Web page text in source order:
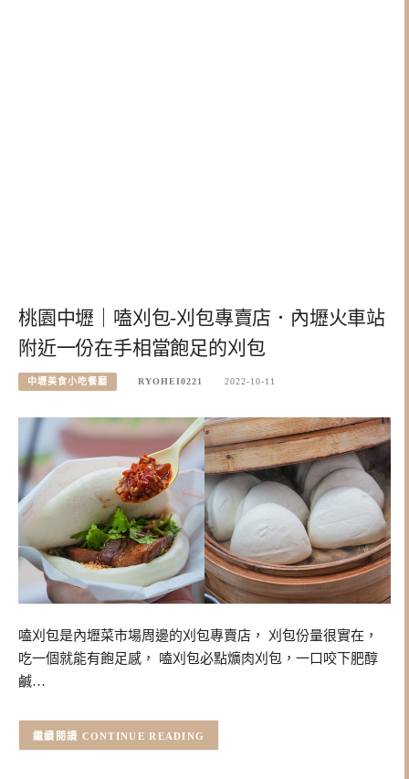
桃園中壢｜嗑刈包-刈包專賣店．內壢火車站
附近一份在手相當飽足的刈包
中壢美食小吃餐廳 RYOHEI0221 2022-10-11
嗑刈包是內壢菜市場周邊的刈包專賣店， 刈包份量很實在，
吃一個就能有飽足感， 嗑刈包必點爌肉刈包，一口咬下肥醇
鹹…
CONTINUE READING